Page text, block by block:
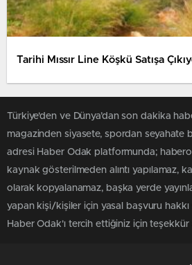
Tarihi Mıssır Line Köşkü Satışa
Türkiye'den ve Dünya’dan son dakika
magazinden siyasete, spordan seyahate
adresi Haber Odak platformunda;
kaynak gösterilmeden alıntı yapılamaz,
olarak kopyalanamaz, başka yerde
yapan kişi/kişiler için yasal başvuru hakkı
Haber Odak'ı tercih ettiğiniz için teşekkür